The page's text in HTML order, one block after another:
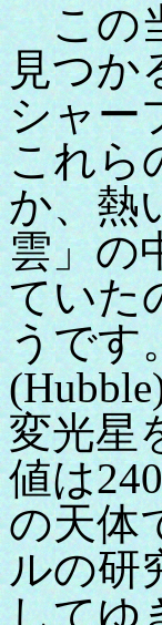
この当
見つか
シャー
これら
か、熱
雲」の
ていた
うです
変光星
値は
の天体
ルの研
してゆ